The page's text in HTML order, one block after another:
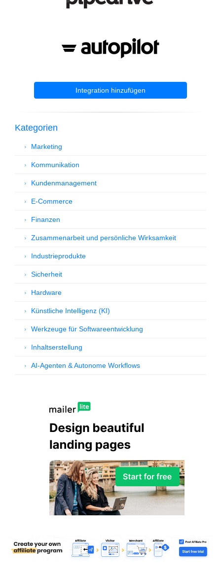
Integration hinzufügen
Kategorien
Marketing
Kommunikation
Kundenmanagement
E-Commerce
Finanzen
Zusammenarbeit und persönliche Wirksamkeit
Industrieprodukte
Sicherheit
Hardware
Künstliche Intelligenz (KI)
Werkzeuge für Softwareentwicklung
Inhaltserstellung
AI-Agenten & Autonome Workflows